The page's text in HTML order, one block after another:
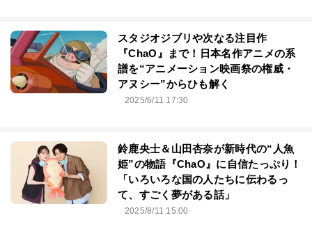
スタジオジブリや次なる注目作
『ChaO』まで！日本名作アニメの系
譜を“アニメーション映画祭の権威・
アヌシー”からひも解く
2025/6/11 17:30
鈴鹿央士＆山田杏奈が新時代の“人魚
姫”の物語『ChaO』に自信たっぷり！
「いろいろな国の人たちに伝わるっ
て、すごく夢がある話」
2025/8/11 15:00